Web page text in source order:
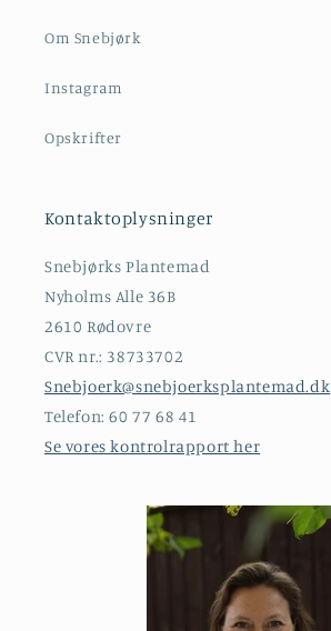
Om Snebjørk
Instagram
Opskrifter
Kontaktoplysninger
Snebjørks Plantemad
Nyholms Alle 36B
2610 Rødovre
CVR nr.: 38733702
Snebjoerk@snebjoerksplantemad.dk
Telefon: 60 77 68 41
Se vores kontrolrapport her